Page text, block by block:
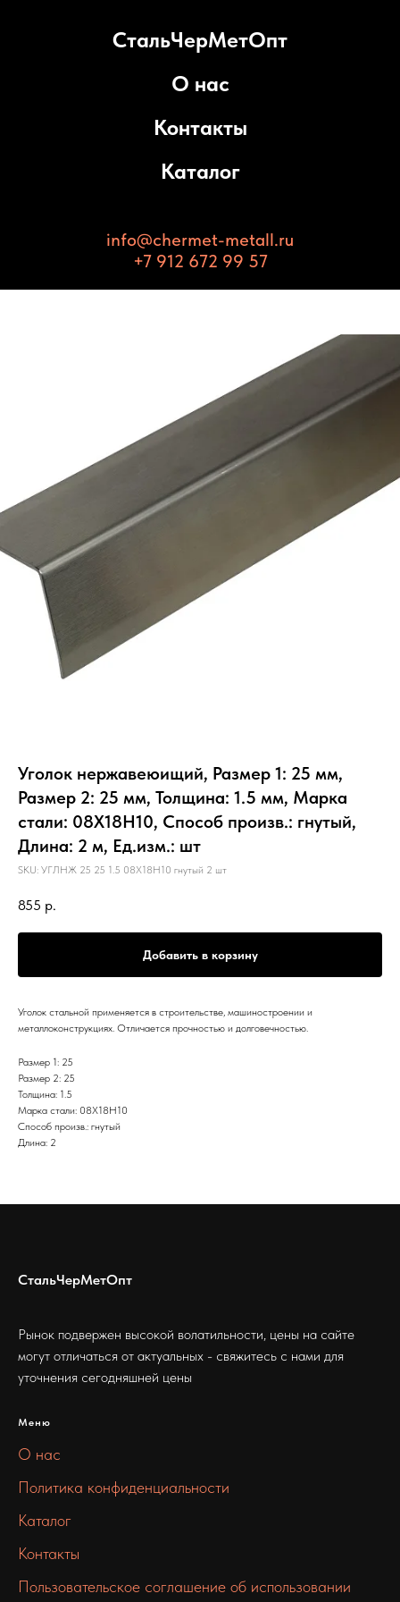
СтальЧерМетОпт
О нас
Контакты
Каталог
info@chermet-metall.ru
+7 912 672 99 57
Уголок нержавеюищий, Размер 1: 25 мм,
Размер 2: 25 мм, Толщина: 1.5 мм, Марка
стали: 08Х18Н10, Способ произв.: гнутый,
Длина: 2 м, Ед.изм.: шт
SKU: УГЛНЖ 25 25 1.5 08Х18Н10 гнутый 2 шт
855 р.
Добавить в корзину
Уголок стальной применяется в строительстве, машиностроении и
металлоконструкциях. Отличается прочностью и долговечностью.
Размер 1: 25
Размер 2: 25
Толщина: 1.5
Марка стали: 08Х18Н10
Способ произв.: гнутый
Длина: 2
СтальЧерМетОпт
Рынок подвержен высокой волатильности, цены на сайте
могут отличаться от актуальных - свяжитесь с нами для
уточнения сегодняшней цены
Меню
О нас
Политика конфиденциальности
Каталог
Контакты
Пользовательское соглашение об использовании